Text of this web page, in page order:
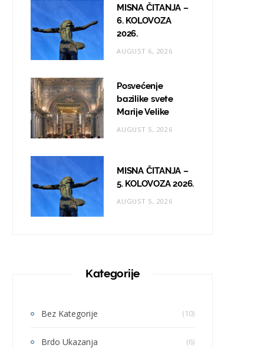
MISNA ČITANJA –
6. KOLOVOZA
2026.
AUGUST 6, 2026
Posvećenje
bazilike svete
Marije Velike
AUGUST 5, 2026
MISNA ČITANJA –
5. KOLOVOZA 2026.
AUGUST 5, 2026
Kategorije
Bez Kategorije (10)
Brdo Ukazanja (6)